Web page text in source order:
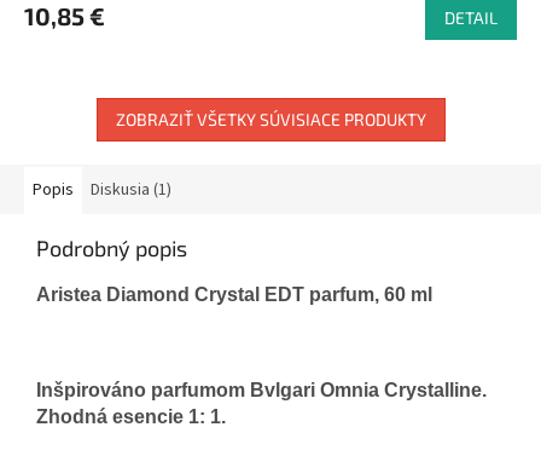
10,85 € DETAIL
ZOBRAZIŤ VŠETKY SÚVISIACE PRODUKTY
Popis Diskusia (1)
Podrobný popis
Aristea Diamond Crystal EDT parfum, 60 ml
Inšpirováno parfumom Bvlgari Omnia Crystalline.
Zhodná esencie 1: 1.